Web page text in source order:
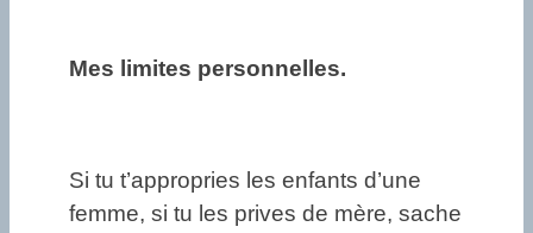
Mes limites personnelles.
Si tu t’appropries les enfants d’une
femme, si tu les prives de mère, sache